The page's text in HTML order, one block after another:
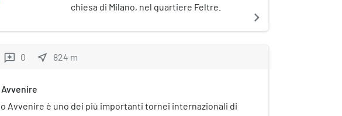
chiesa di Milano, nel quartiere Feltre.
navigate_next
reviews 0 near_me 824 m
Avvenire è uno dei più importanti tornei internazionali di